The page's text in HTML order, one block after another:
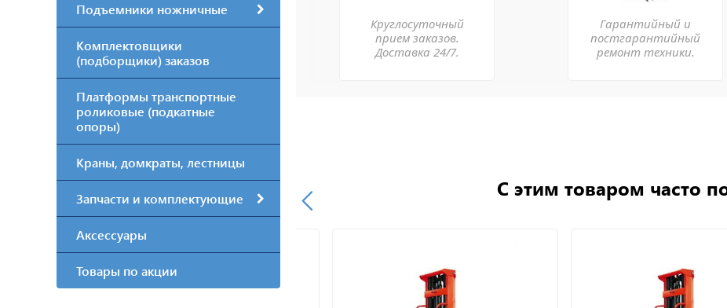
Подъемники ножничные
Комплектовщики
(подборщики) заказов
Платформы транспортные
роликовые (подкатные
опоры)
Краны, домкраты, лестницы
Запчасти и комплектующие
Аксессуары
Товары по акции
Круглосуточный
прием заказов.
Доставка 24/7.
Гарантийный и
постгарантийный
ремонт техники.
С этим товаром часто